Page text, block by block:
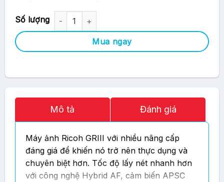
Máy Ảnh Ricoh GR III - Chính hãng số lượng
Mua ngay
Mô tả Đánh giá
Máy ảnh Ricoh GRIII với nhiều nâng cấp
đáng giá để khiến nó trở nên thực dụng và
chuyên biệt hơn. Tốc độ lấy nét nhanh hơn
với công nghệ Hybrid AF, cảm biến APSC